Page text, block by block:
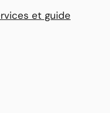
et guide